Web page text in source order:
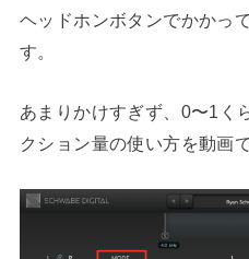
ヘッドホンボタンでかかっ
す。
あまりかけすぎず、0〜1く
クション量の使い方を動画